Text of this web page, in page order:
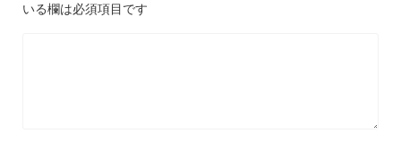
いる欄は必須項目です